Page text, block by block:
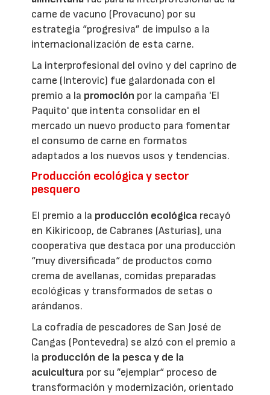
carne de vacuno (Provacuno) por su
estrategia “progresiva” de impulso a la
internacionalización de esta carne.
La interprofesional del ovino y del caprino de
carne (Interovic) fue galardonada con el
premio a la promoción por la campaña 'El
Paquito' que intenta consolidar en el
mercado un nuevo producto para fomentar
el consumo de carne en formatos
adaptados a los nuevos usos y tendencias.
Producción ecológica y sector
pesquero
El premio a la producción ecológica recayó
en Kikiricoop, de Cabranes (Asturias), una
cooperativa que destaca por una producción
“muy diversificada“ de productos como
crema de avellanas, comidas preparadas
ecológicas y transformados de setas o
arándanos.
La cofradía de pescadores de San José de
Cangas (Pontevedra) se alzó con el premio a
la producción de la pesca y de la
acuicultura por su ”ejemplar“ proceso de
transformación y modernización, orientado